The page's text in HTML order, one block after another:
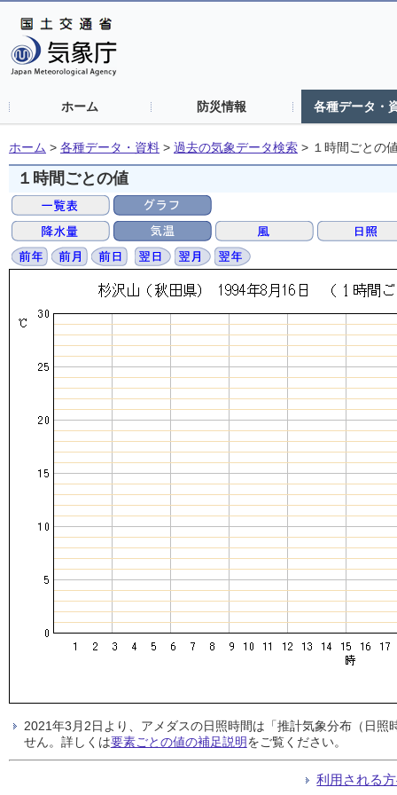
ホーム 防災情報 各種データ・
ホーム > 各種データ・資料 > 過去の気象データ検索 > １時間ごとの
１時間ごとの値
2021年3月2日より、アメダスの日照時間は「推計気象分布（日
せん。詳しくは要素ごとの値の補足説明をご覧ください。
利用される